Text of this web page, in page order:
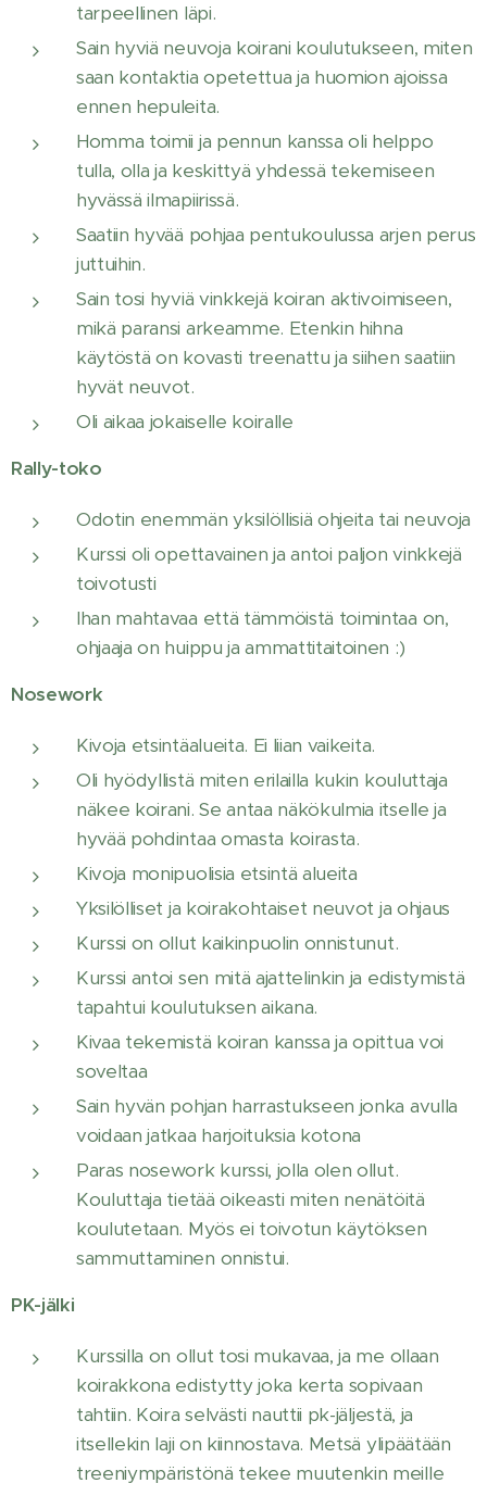
tarpeellinen läpi.
Sain hyviä neuvoja koirani koulutukseen, miten
saan kontaktia opetettua ja huomion ajoissa
ennen hepuleita.
Homma toimii ja pennun kanssa oli helppo
tulla, olla ja keskittyä yhdessä tekemiseen
hyvässä ilmapiirissä.
Saatiin hyvää pohjaa pentukoulussa arjen perus
juttuihin.
Sain tosi hyviä vinkkejä koiran aktivoimiseen,
mikä paransi arkeamme. Etenkin hihna
käytöstä on kovasti treenattu ja siihen saatiin
hyvät neuvot.
Oli aikaa jokaiselle koiralle
Rally-toko
Odotin enemmän yksilöllisiä ohjeita tai neuvoja
Kurssi oli opettavainen ja antoi paljon vinkkejä
toivotusti
Ihan mahtavaa että tämmöistä toimintaa on,
ohjaaja on huippu ja ammattitaitoinen :)
Nosework
Kivoja etsintäalueita. Ei liian vaikeita.
Oli hyödyllistä miten erilailla kukin kouluttaja
näkee koirani. Se antaa näkökulmia itselle ja
hyvää pohdintaa omasta koirasta.
Kivoja monipuolisia etsintä alueita
Yksilölliset ja koirakohtaiset neuvot ja ohjaus
Kurssi on ollut kaikinpuolin onnistunut.
Kurssi antoi sen mitä ajattelinkin ja edistymistä
tapahtui koulutuksen aikana.
Kivaa tekemistä koiran kanssa ja opittua voi
soveltaa
Sain hyvän pohjan harrastukseen jonka avulla
voidaan jatkaa harjoituksia kotona
Paras nosework kurssi, jolla olen ollut.
Kouluttaja tietää oikeasti miten nenätöitä
koulutetaan. Myös ei toivotun käytöksen
sammuttaminen onnistui.
PK-jälki
Kurssilla on ollut tosi mukavaa, ja me ollaan
koirakkona edistytty joka kerta sopivaan
tahtiin. Koira selvästi nauttii pk-jäljestä, ja
itsellekin laji on kiinnostava. Metsä ylipäätään
treeniympäristönä tekee muutenkin meille